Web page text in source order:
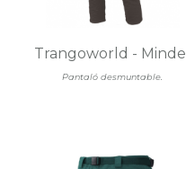
Pantaló desmuntable.
Trangoworld - Mindel